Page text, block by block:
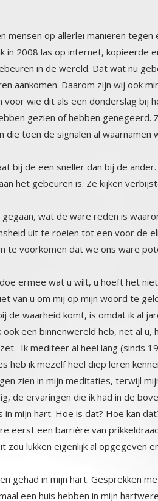
op allerlei manieren
in 2008 las op internet,
in de wereld. Dat wat nu
aankomen. Daarom zijn wij
voor wie dit als een donderslag
gezien of hebben
toen de signalen al
bij de een sneller dan bij de
het gebeuren is. Ze kijken
wat de ware reden is
uit te roeien tot een voor
te voorkomen dat we ons ware
ermee wat u wilt, u hoeft het
van u om mij op mijn woord te
de waarheid komt, is omdat ik al
ook een binnenwereld heb, net
Ik mediteer al heel lang (sinds
ik mezelf heel diep leren
zien in mijn meditaties, terwijl
de ervaringen die ik had in de
mijn hart. Hoe is dat? Hoe kan
eerst een barrière van
lukken eigenlijk al opgegeven
gehad in mijn hart. Gesprekken
een huis hebben in mijn
zijn verbroken. En
helemaal idioot klinkt en als
Tja iedereen mag dat
even verder te lezen.
inmiddels wie en wat ik echt